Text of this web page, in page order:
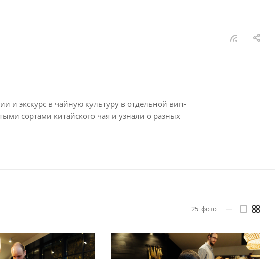
и экскурс в чайную культуру в отдельной вип-
сортами китайского чая и узнали о разных
25 фото